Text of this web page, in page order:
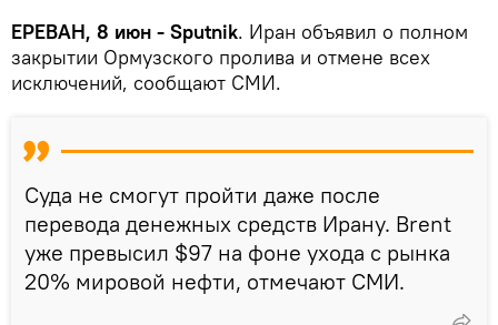
ЕРЕВАН, 8 июн - Sputnik. Иран объявил о полном
закрытии Ормузского пролива и отмене всех
исключений, сообщают СМИ.
Суда не смогут пройти даже после
перевода денежных средств Ирану. Brent
уже превысил $97 на фоне ухода с рынка
20% мировой нефти, отмечают СМИ.